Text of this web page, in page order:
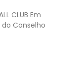
CLUB Em
Conselho